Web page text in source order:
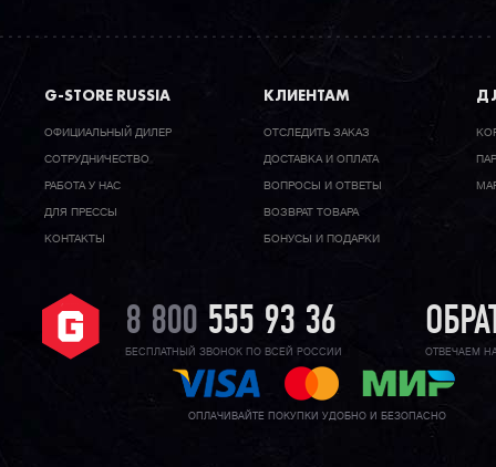
G-STORE RUSSIA
ОФИЦИАЛЬНЫЙ ДИЛЕР
CОТРУДНИЧЕСТВО
РАБОТА У НАС
ДЛЯ ПРЕССЫ
КОНТАКТЫ
КЛИЕНТАМ
ОТСЛЕДИТЬ ЗАКАЗ
ДОСТАВКА И ОПЛАТА
ВОПРОСЫ И ОТВЕТЫ
ВОЗВРАТ ТОВАРА
БОНУСЫ И ПОДАРКИ
8 800 555 93 36
БЕСПЛАТНЫЙ ЗВОНОК ПО ВСЕЙ РОССИИ ОТВЕЧАЕМ
ОПЛАЧИВАЙТЕ ПОКУПКИ УДОБНО И БЕЗОПАСНО